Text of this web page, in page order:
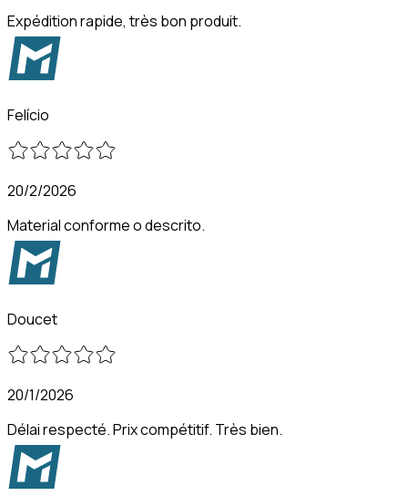
Expédition rapide, très bon produit.
Felício
20/2/2026
Material conforme o descrito.
Doucet
20/1/2026
Délai respecté. Prix compétitif. Très bien.